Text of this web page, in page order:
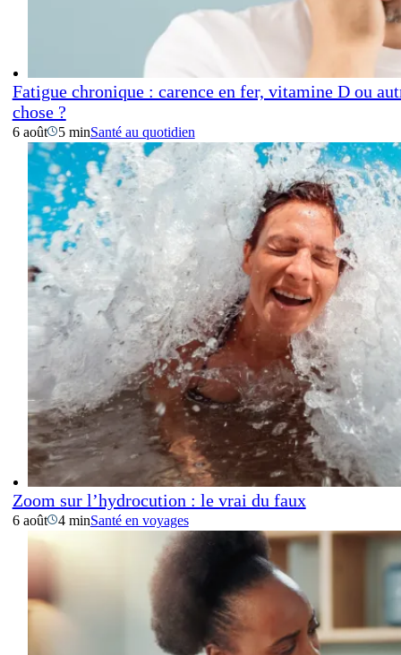
Fatigue chronique : carence en fer, vitamine D ou
chose ?
6 août 5 minSanté au quotidien
Zoom sur l’hydrocution : le vrai du faux
6 août 4 minSanté en voyages